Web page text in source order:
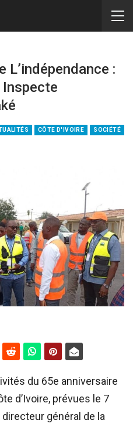
L’indépendance :
CÔTE D'IVOIRE SOCIÉTÉ
du 65e anniversaire
d’Ivoire, prévues le 7
général de la